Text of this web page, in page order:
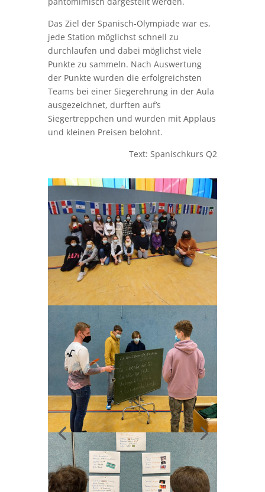
Das Ziel der Spanisch-Olympiade war es,
jede Station möglichst schnell zu
durchlaufen und dabei möglichst viele
Punkte zu sammeln. Nach Auswertung
der Punkte wurden die erfolgreichsten
Teams bei einer Siegerehrung in der Aula
ausgezeichnet, durften auf’s
Siegertreppchen und wurden mit Applaus
und kleinen Preisen belohnt.
Text: Spanischkurs Q2